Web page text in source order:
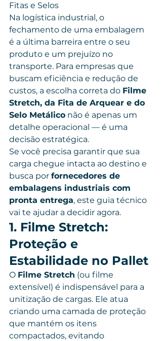
Fitas e Selos
Na logística industrial, o
fechamento de uma embalagem
é a última barreira entre o seu
produto e um prejuízo no
transporte. Para empresas que
buscam eficiência e redução de
custos, a escolha correta do Filme
Stretch, da Fita de Arquear e do
Selo Metálico não é apenas um
detalhe operacional — é uma
decisão estratégica.
Se você precisa garantir que sua
carga chegue intacta ao destino e
busca por fornecedores de
embalagens industriais com
pronta entrega, este guia técnico
vai te ajudar a decidir agora.
1. Filme Stretch:
Proteção e
Estabilidade no Pallet
O Filme Stretch (ou filme
extensível) é indispensável para a
unitização de cargas. Ele atua
criando uma camada de proteção
que mantém os itens
compactados, evitando